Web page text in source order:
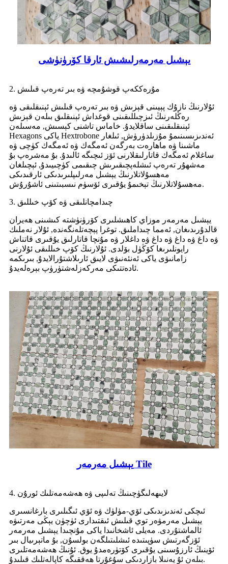
يېشىل مەرمەرلىشىش ئارقا كۆرۈنۈشى
2. مۇرەككەپ قوشۇمچە ۋە بىر تەرەپ قىلىش
ئۇلارنىڭ نازۇك پېيىنى قېزىش ۋە بىر تەرەپ قىلىش ئېنىقلىقى ۋە
رەڭلەرنىڭ ئىزچىللىقىنى قوغداش ئېنىقلىق بىلەن قېزىش
ئېنىقلىقىنى ساقلايدۇ. خاماس تاشنى كېسىش, مەسىلەن
Hexagons ياكى Hextrobone ئەندىزىسىنىمۇ مۇزىلدۈرۈش, ئىلغار
ماشىنا ۋە ماھارەت بەرگەن ئەمگەك ۋە ئەمگەك كۈچى ۋە
ساغلام ئەمگەك قاتارلىقلارنى ئۆز ئىچىگە ئالىدۇ. بۇ مەشرەپ بۇ
مەشھۇر تەرەپ ئىشلەپچىقىرىش چىقىمى كۈچىيىدۇ, ئېچىلغان
مەھسۇلاتلارنىڭ يېشىل مەرلىپلىرىدىكى ئارقىدىكى
مەھسۇلاتلارنىڭ تېخىمۇ يۇقىرى ئۆسۈم نىسبىتىنى ئاشۇرۇش.
3. چىدامچانلىقى ۋە كۆپ خىللىق
يېشىل مەرمەر موزاي كاھىشلىرى كۆرۈنۈشتە كىشىنى ھەيران
قالدۇرىدىغان, ئەمما چىداملىق. توغرا پېچەتلەنگەندە, ئۇلار نەملىك
ۋە داغ ۋە داغ ۋە داغ ۋە داغلار ۋە مۇنچا قاتارلىق يۇقىرى قاتناش
رايونلىرىغا كۆڭۈل بۆلدى. ئۇلارنىڭ كۆپ خىللىقى ئۇلارنى
زامانىۋى ياكى ئەنئەنىۋى لايىق ئارىلاشتۇرالايدۇ, بىرىكمە
ئادەتتىكى مەركەزلەشتۈرۈپ بېرەلەيدۇ.
يېشىل مەرمەر Tile
4. لايىھەلىگۈچىنىڭ تەلىپى ۋە ھەشەمەتلىك ئورۇن
ئىچكى ئەندىزىدىكى ئۆي-مۈلۈك ۋە ئۆي ئىگىلىرى بارغانسىرى
يېشىل مەرمۋەر توي قىلىش ئىقتىدارى ئۈچۈن يېڭى مەرتىۋە
ئالماشتۇردى. مەيلى ئاشخانىدا ياكى مۇنچىدا يېشىل مەرمەر
ئۆزگەرتىش سۈپىتىدە ئىشلىتىلگەن بولسۇن, بۇ ماتېرىيال بىر
ئۆينىڭ ئارزۇسىنى يۇقىرى كۆتۈرەمدۇ يوق. ئۇنىڭ ھەشەمەتلىرى
بىلەن ئۇ يەنىلا بازاردىكى سۇغۇرتا ھەققىگە كاپالەتلىك قىلىدۇ.